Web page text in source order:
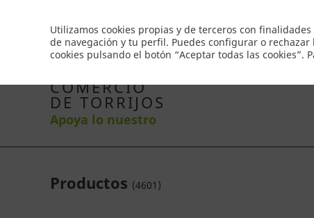
Utilizamos cookies propias y de terceros con
de navegación y tu perfil. Puedes configurar o
cookies pulsando el botón “Aceptar todas las
Inicio Productos Comercios Ofertas
COMERCIO
DE TORRIJOS
Apoya lo nuestro
Productos (4601 )